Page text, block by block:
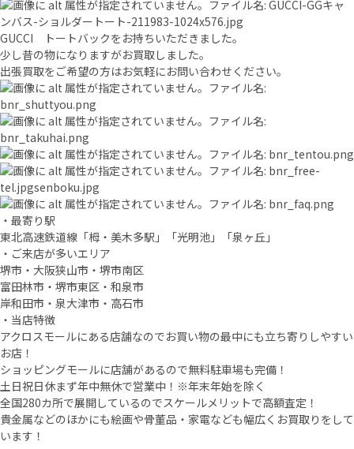
GUCCI トートバックをお持ちいただきました。
少し昔の物になりますがお買取しました。
出張買取をご希望の方はお気軽にお問い合わせください。
・最寄り駅
東北高速鉄道線「栂・美木多駅」「光明池」「泉ヶ丘」
・ご来店が多いエリア
堺市・大阪狭山市・堺市南区
富田林市・堺市東区・和泉市
岸和田市・泉大津市・高石市
・当店特徴
アクロスモールにある店舗なのでお買い物の最中にも立ち寄りしやすい
お店！
ショッピングモールに店舗があるので無料駐車場も完備！
土日祝日休まず年中無休で営業中！※年末年始を除く
全国280カ所で展開しているのでスケールメリットで高額査定！
貴金属などのほかにも絵画や骨董品・家電なども幅広くお買取りをして
います！